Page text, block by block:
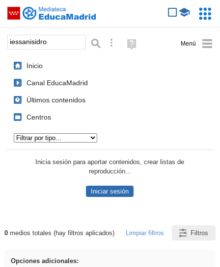
Saltar navegación
Palabra o frase: Búsqueda avanzada
Ayuda
(en
Inicio
Canal EducaMadrid
Últimos contenidos
Centros
Inicia sesión para aportar contenidos, crear listas de
reproducción...
Iniciar sesión
Resultados de: iessanisidro
0medios totales (hay filtros aplicados) Limpiar filtros Filtros
Opciones adicionales: